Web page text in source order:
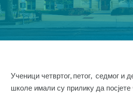
Ученици четвртог, петог, седмог и
школе имали су прилику да посјете